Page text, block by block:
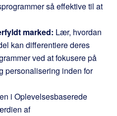
så effektive til at
marked: Lær, hvordan
kan differentiere deres
ved at fokusere på
personalisering inden for
i Oplevelsesbaserede
af